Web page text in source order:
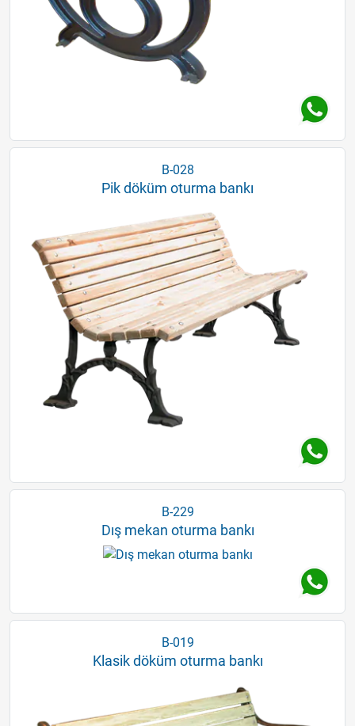
B-028
Pik döküm oturma bankı
B-229
Dış mekan oturma bankı
B-019
Klasik döküm oturma bankı